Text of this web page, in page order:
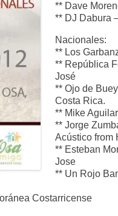
** Dave
** DJ Dabura
Nacionales:
** Los
** República
José
** Ojo de
Costa Rica.
** Mike
** Jorge
Acústico from
** Esteban
Jose
** Un Rojo
Costarricense